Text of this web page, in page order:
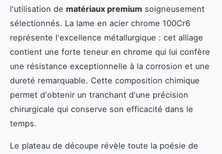
l'utilisation de matériaux premium soigneusement
sélectionnés. La lame en acier chrome 100Cr6
représente l'excellence métallurgique : cet alliage
contient une forte teneur en chrome qui lui confère
une résistance exceptionnelle à la corrosion et une
dureté remarquable. Cette composition chimique
permet d'obtenir un tranchant d'une précision
chirurgicale qui conserve son efficacité dans le
temps.
Le plateau de découpe révèle toute la poésie de